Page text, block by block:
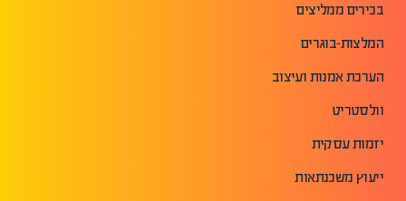
בכירים ממליצים
המלצות-בוגרים
הערכת אמנות ועיצוב
וולסטריט
יזמות עסקית
ייעוץ משכנתאות